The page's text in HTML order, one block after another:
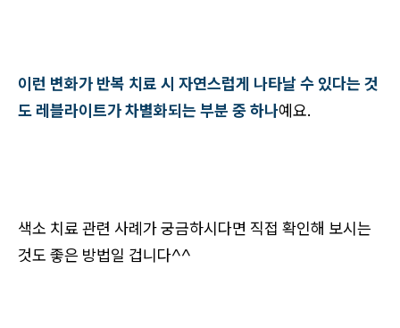
이런 변화가 반복 치료 시 자연스럽게 나타날 수 있다는 것
도 레블라이트가 차별화되는 부분 중 하나예요.
색소 치료 관련 사례가 궁금하시다면 직접 확인해 보시는
것도 좋은 방법일 겁니다^^